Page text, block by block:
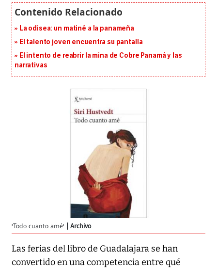
La odisea: un matiné a la panameña
El talento joven encuentra su pantalla​
El intento de reabrir la mina de Cobre Panamá y las
narrativas
'Todo cuanto amé' Archivo
Las ferias del libro de Guadalajara se han
convertido en una competencia entre qué